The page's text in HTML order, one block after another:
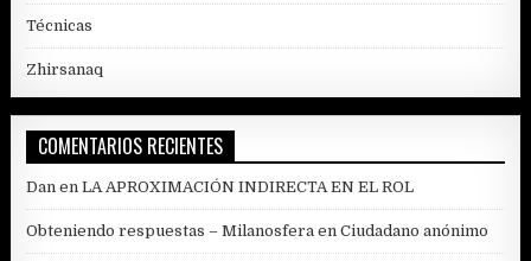
Técnicas
Zhirsanaq
COMENTARIOS RECIENTES
Dan enLA APROXIMACIÓN INDIRECTA EN EL ROL
Obteniendo respuestas – Milanosfera enCiudadano anónimo